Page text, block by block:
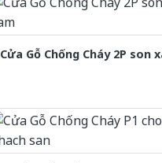
Cửa Gỗ Chống Cháy 2P son